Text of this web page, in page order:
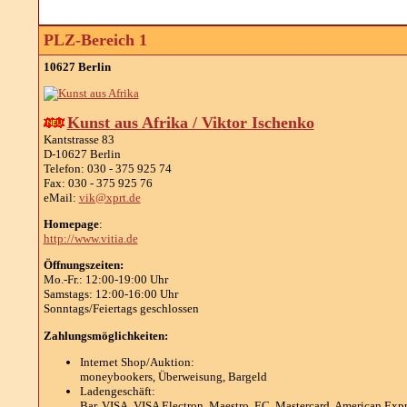
PLZ-Bereich 1
10627 Berlin
Kunst aus Afrika / Viktor Ischenko
Kantstrasse 83
D-10627 Berlin
Telefon: 030 - 375 925 74
Fax: 030 - 375 925 76
eMail: vik@xprt.de
Homepage:
http://www.vitia.de
Öffnungszeiten:
Mo.-Fr.: 12:00-19:00 Uhr
Samstags: 12:00-16:00 Uhr
Sonntags/Feiertags geschlossen
Zahlungsmöglichkeiten:
Internet Shop/Auktion:
moneybookers, Überweisung, Bargeld
Ladengeschäft: